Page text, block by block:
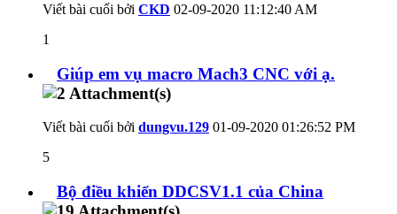
Viết bài cuối bởi CKD 02-09-2020 11:12:40 AM
1
Giúp em vụ macro Mach3 CNC với ạ.
Viết bài cuối bởi dungvu.129 01-09-2020 01:26:52 PM
5
Bộ điều khiển DDCSV1.1 của China